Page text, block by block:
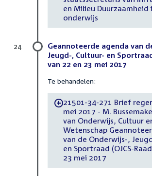
en Milieu Duurzaamheid
onderwijs
Geannoteerde agenda van
Jeugd-, Cultuur- en
van 22 en 23 mei 2017
Te behandelen:
-21501-34-271 Brief
mei 2017 - M.
van Onderwijs, Cultuur
Wetenschap
van de Onderwijs-,
en Sportraad (OJCS-
23 mei 2017
24